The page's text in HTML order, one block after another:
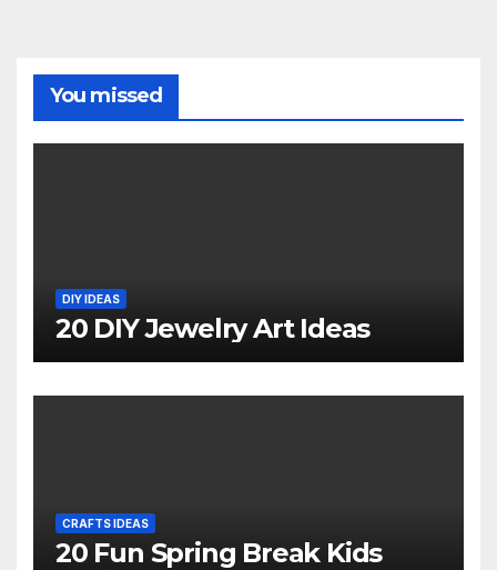
You missed
DIY IDEAS
20 DIY Jewelry Art Ideas
CRAFTS IDEAS
20 Fun Spring Break Kids